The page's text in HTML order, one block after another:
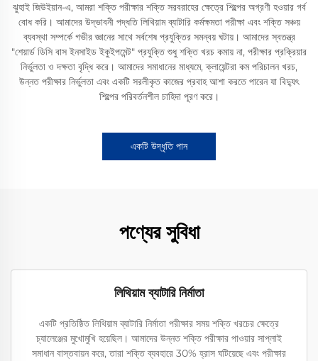
ঝুহাই জিউইয়ান-এ, আমরা শক্তি পরীক্ষার শক্তি সরবরাহের ক্ষেত্রে শিল্পের অগ্রণী হওয়ার গর্ব
বোধ করি। আমাদের উদ্ভাবনী পদ্ধতি লিথিয়াম ব্যাটারি কর্মক্ষমতা পরীক্ষা এবং শক্তি সঞ্চয়
ব্যবস্থা সম্পর্কে গভীর জ্ঞানের সাথে সর্বশেষ প্রযুক্তির সমন্বয় ঘটায়। আমাদের স্বতন্ত্র
"শেয়ার্ড ডিসি বাস ইনসাইড ইকুইপমেন্ট" প্রযুক্তি শুধু শক্তি খরচ কমায় না, পরীক্ষার প্রক্রিয়ার
নির্ভুলতা ও দক্ষতা বৃদ্ধি করে। আমাদের সমাধানের মাধ্যমে, ক্লায়েন্টরা কম পরিচালন খরচ,
উন্নত পরীক্ষার নির্ভুলতা এবং একটি সরলীকৃত কাজের প্রবাহ আশা করতে পারেন যা বিদ্যুৎ
শিল্পের পরিবর্তনশীল চাহিদা পূরণ করে।
একটি উদ্ধৃতি পান
পণ্যের সুবিধা
লিথিয়াম ব্যাটারি নির্মাতা
একটি প্রতিষ্ঠিত লিথিয়াম ব্যাটারি নির্মাতা পরীক্ষার সময় শক্তি খরচের ক্ষেত্রে
চ্যালেঞ্জের মুখোমুখি হয়েছিল। আমাদের উন্নত শক্তি পরীক্ষার পাওয়ার সাপ্লাই
সমাধান বাস্তবায়ন করে, তারা শক্তি ব্যবহারে 30% হ্রাস ঘটিয়েছে এবং পরীক্ষার